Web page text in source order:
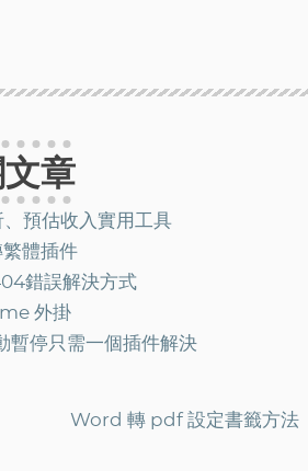
章
預估收入實用工具
體插件
錯誤解決方式
外掛
暫停只需一個插件解決
Word 轉 pdf 設定書籤方法